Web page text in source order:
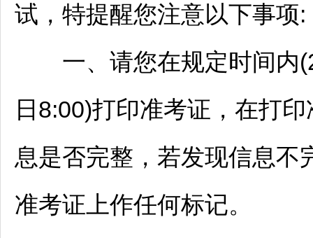
试，特提醒您注意以下事项:
一、请您在规定时间内
日8:00)打印准考证，在打
息是否完整，若发现信息不
准考证上作任何标记。